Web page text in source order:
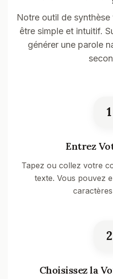
Notre outil de
être simple et intuitif.
générer une parole
1
Entrez
Tapez ou collez votre
texte. Vous pouvez
2
Choisissez la